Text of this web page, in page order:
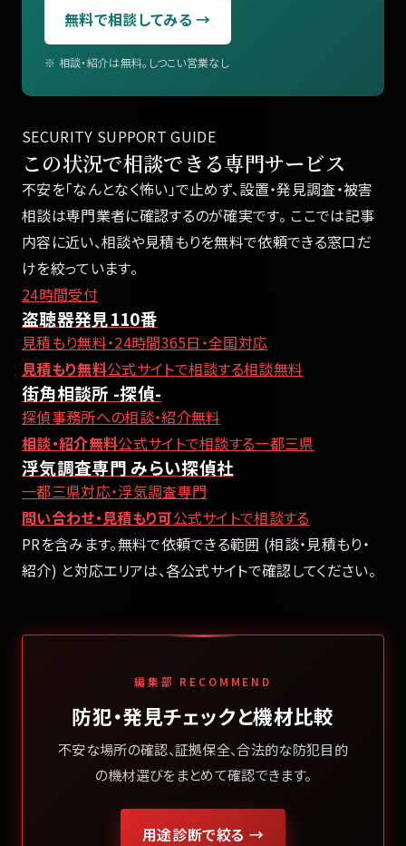
無料で相談してみる →
※ 相談・紹介は無料。しつこい営業なし
SECURITY SUPPORT GUIDE
この状況で相談できる専門サービス
不安を「なんとなく怖い」で止めず、設置・発見調査・被害
相談は専門業者に確認するのが確実です。 ここでは記事
内容に近い、相談や見積もりを無料で依頼できる窓口だ
けを絞っています。
24時間受付
盗聴器発見110番
見積もり無料・24時間365日・全国対応
見積もり無料公式サイトで相談する相談無料
街角相談所 -探偵-
探偵事務所への相談・紹介無料
相談・紹介無料公式サイトで相談する一都三県
浮気調査専門 みらい探偵社
一都三県対応・浮気調査専門
問い合わせ・見積もり可公式サイトで相談する
PRを含みます。無料で依頼できる範囲 (相談・見積もり・
紹介) と対応エリアは、各公式サイトで確認してください。
編集部 RECOMMEND
防犯・発見チェックと機材比較
不安な場所の確認、証拠保全、合法的な防犯目的
の機材選びをまとめて確認できます。
用途診断で絞る →